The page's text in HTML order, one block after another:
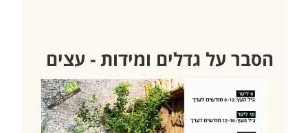
הסבר על גדלים ומידות - עצים